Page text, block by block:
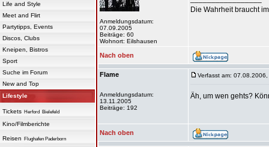
Life and Style
Meet and Flirt
Partytipps, Events
Discos, Clubs
Kneipen, Bistros
Sport
Suche im Forum
New and Top
Lifestyle
Tickets Herford Bielefeld
Kino/Filmberichte
Reisen Flughafen Paderborn
Anmeldungsdatum:
07.09.2005
Beiträge: 60
Wohnort: Eilshausen
Die Wahrheit braucht
Nach oben
Flame
Anmeldungsdatum:
13.11.2005
Beiträge: 192
Verfasst am:
Äh, um wen gehts?
Nach oben